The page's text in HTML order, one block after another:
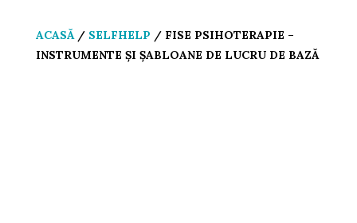
ACASĂ/ SELFHELP / FISE PSIHOTERAPIE –
INSTRUMENTE ȘI ȘABLOANE DE LUCRU DE BAZĂ